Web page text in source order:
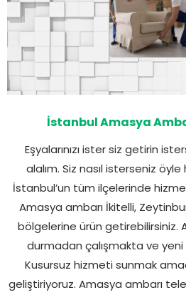
İstanbul Amasya
Eşyalarınızı ister siz getirin
alalım. Siz nasıl isterseniz
İstanbul’un tüm ilçelerinde
Amasya ambarı İkitelli,
bölgelerine ürün getirebilirsiniz.
durmadan çalışmakta ve
Kusursuz hizmeti sunmak
geliştiriyoruz. Amasya ambarı